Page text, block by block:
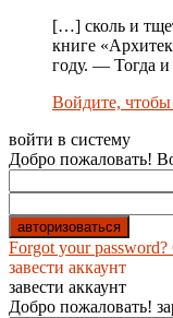
[…] сколь и
книге
году. — Тогда
Войдите, чтобы
войти в систему
Добро пожаловать!
Forgot your password?
завести аккаунт
завести аккаунт
Добро пожаловать!